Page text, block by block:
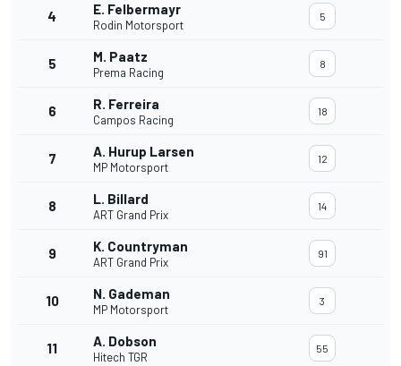
4 E. Felbermayr
Rodin Motorsport
5
5 M. Paatz
Prema Racing
8
6 R. Ferreira
Campos Racing
18
7 A. Hurup Larsen
MP Motorsport
12
8 L. Billard
ART Grand Prix
14
9 K. Countryman
ART Grand Prix
91
10 N. Gademan
MP Motorsport
3
11 A. Dobson
Hitech TGR
55